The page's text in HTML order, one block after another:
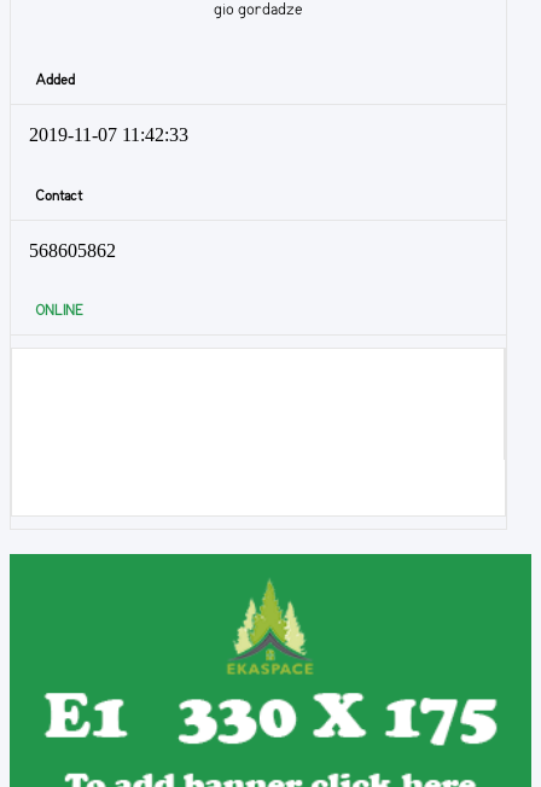
gio gordadze
Added
2019-11-07 11:42:33
Contact
568605862
ONLINE